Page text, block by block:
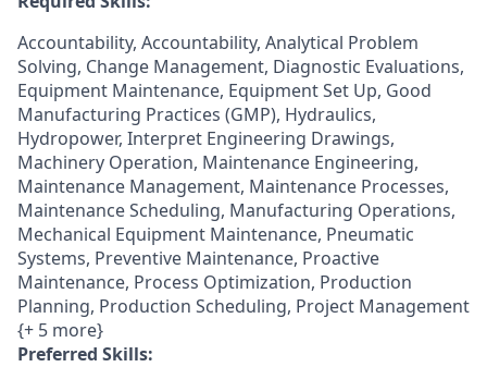
Accountability, Accountability, Analytical Problem
Solving, Change Management, Diagnostic Evaluations,
Equipment Maintenance, Equipment Set Up, Good
Manufacturing Practices (GMP), Hydraulics,
Hydropower, Interpret Engineering Drawings,
Machinery Operation, Maintenance Engineering,
Maintenance Management, Maintenance Processes,
Maintenance Scheduling, Manufacturing Operations,
Mechanical Equipment Maintenance, Pneumatic
Systems, Preventive Maintenance, Proactive
Maintenance, Process Optimization, Production
Planning, Production Scheduling, Project Management
{+ 5 more}
Preferred Skills: